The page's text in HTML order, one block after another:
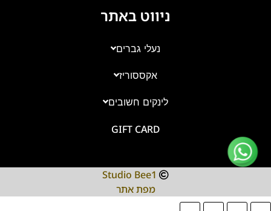
ניווט באתר
נעלי גברים
אקססוריז
לינקים חשובים
GIFT CARD
Studio Bee1
מפת אתר